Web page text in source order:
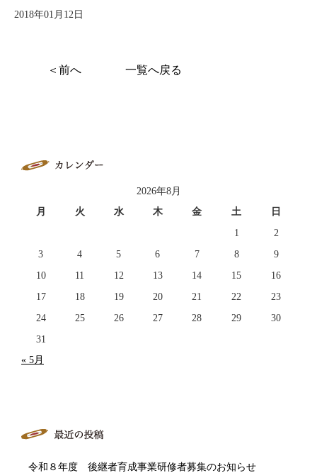
2018年01月12日
＜前へ 一覧へ戻る
2026年8月
月
火 水 木 金 土
日
1
2
3
4 5 6 7 8
9
10
11 12 13 14 15
16
17
18 19 20 21 22
23
24
25 26 27 28 29
30
31
« 5月
令和８年度 後継者育成事業研修者募集のお知らせ